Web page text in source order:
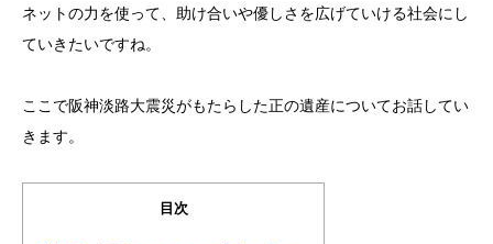
ネットの力を使って、助け合いや優しさを広げていける社会にし
ていきたいですね。
ここで阪神淡路大震災がもたらした正の遺産についてお話してい
きます。
目次